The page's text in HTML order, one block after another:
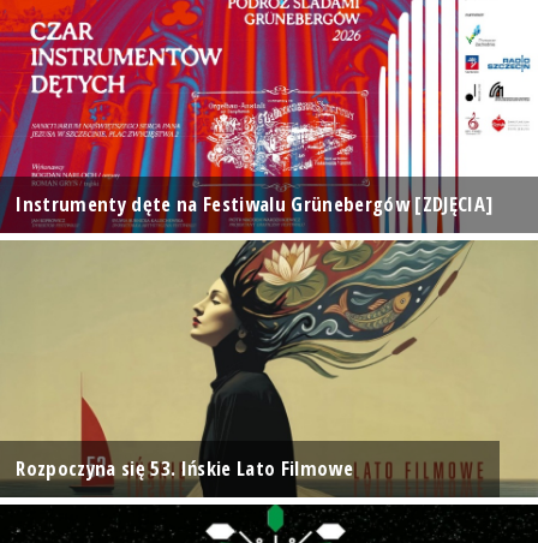
Instrumenty dęte na Festiwalu Grünebergów [ZDJĘCIA]
Rozpoczyna się 53. Ińskie Lato Filmowe